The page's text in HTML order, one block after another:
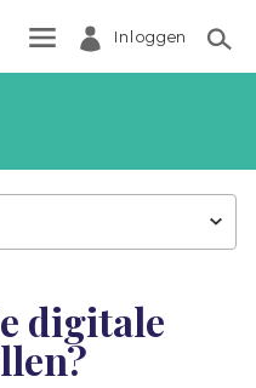
Inloggen
digitale